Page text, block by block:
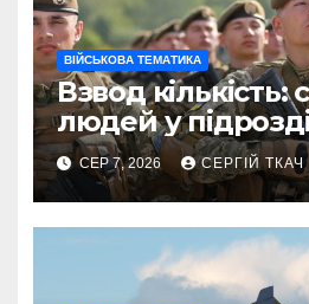
ВІЙСЬКОВА ТЕМАТИКА
Взвод кількість:
людей у
СЕР 7, 2026 СЕРГІЙ ТКАЧ